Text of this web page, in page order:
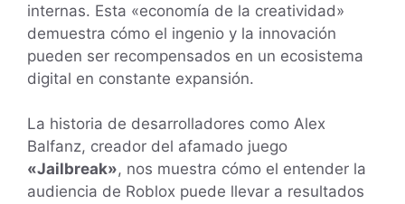
internas. Esta «economía de la creatividad»
demuestra cómo el ingenio y la innovación
pueden ser recompensados en un ecosistema
digital en constante expansión.
La historia de desarrolladores como Alex
Balfanz, creador del afamado juego
«Jailbreak», nos muestra cómo el entender la
audiencia de Roblox puede llevar a resultados